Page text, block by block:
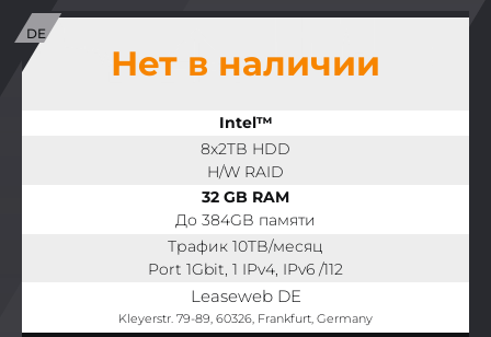
Нет в наличии
Intel™
8x2TB HDD
H/W RAID
32 GB RAM
До 384GB памяти
Трафик 10TB/месяц
Port 1Gbit, 1 IPv4, IPv6 /112
Leaseweb DE
Kleyerstr. 79-89, 60326, Frankfurt, Germany